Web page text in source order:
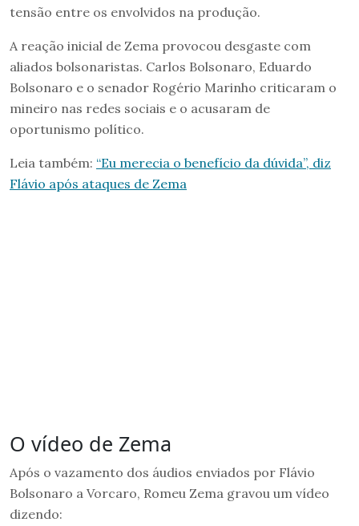
tensão entre os envolvidos na produção.
A reação inicial de Zema provocou desgaste com
aliados bolsonaristas. Carlos Bolsonaro, Eduardo
Bolsonaro e o senador Rogério Marinho criticaram o
mineiro nas redes sociais e o acusaram de
oportunismo político.
Leia também: “Eu merecia o benefício da dúvida”, diz
Flávio após ataques de Zema
O vídeo de Zema
Após o vazamento dos áudios enviados por Flávio
Bolsonaro a Vorcaro, Romeu Zema gravou um vídeo
dizendo: